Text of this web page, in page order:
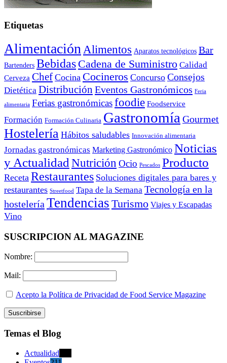
Etiquetas
Alimentación Alimentos Aparatos tecnológicos Bar
Bartenders Bebidas Cadena de Suministro Calidad
Cerveza Chef Cocina Cocineros Concurso Consejos
Dietética Distribución Eventos Gastronómicos Feria
alimentaria Ferias gastronómicasfoodie Foodservice
Formación Formación Culinaria Gastronomía Gourmet
Hostelería Hábitos saludables Innovación alimentaria
Jornadas gastronómicas Marketing Gastronómico Noticias
y Actualidad Nutrición Ocio Pescados Producto
Receta Restaurantes Soluciones digitales para bares y
restaurantes Streetfood Tapa de la Semana Tecnología en la
hostelería Tendencias Turismo Viajes y Escapadas
Vino
SUSCRIPCION AL MAGAZINE
Nombre:
Mail:
Acepto la Política de Privacidad de Food Service Magazine
Temas el Blog
Actualidad